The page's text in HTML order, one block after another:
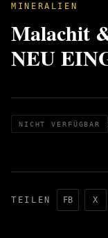
MINERALIEN
Malachit
NEU
NICHT VERFÜGBAR
TEILEN FB X